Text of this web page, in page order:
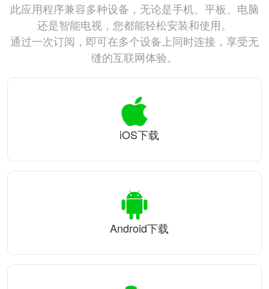
此应用程序兼容多种设备，无论是手机、平板、电脑
还是智能电视，您都能轻松安装和使用。
通过一次订阅，即可在多个设备上同时连接，享受无
缝的互联网体验。
iOS下载
Android下载